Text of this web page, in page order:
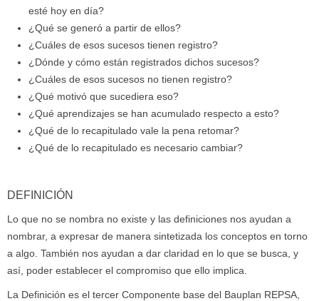
esté hoy en día?
¿Qué se generó a partir de ellos?
¿Cuáles de esos sucesos tienen registro?
¿Dónde y cómo están registrados dichos sucesos?
¿Cuáles de esos sucesos no tienen registro?
¿Qué motivó que sucediera eso?
¿Qué aprendizajes se han acumulado respecto a esto?
¿Qué de lo recapitulado vale la pena retomar?
¿Qué de lo recapitulado es necesario cambiar?
DEFINICIÓN
Lo que no se nombra no existe y las definiciones nos ayudan a
nombrar, a expresar de manera sintetizada los conceptos en torno
a algo. También nos ayudan a dar claridad en lo que se busca, y
así, poder establecer el compromiso que ello implica.
La Definición es el tercer Componente base del Bauplan REPSA,